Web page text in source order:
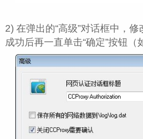
2) 在弹出的“高级”对话框中，
成功后再一直单击“确定”按钮（